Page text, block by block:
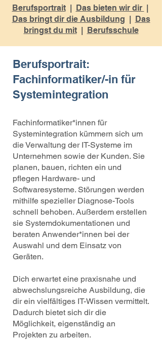
Berufsportrait| Das bieten wir dir |
Das bringt dir die Ausbildung | Das
bringst du mit| Berufsschule
Berufsportrait:
Fachinformatiker/-in für
Systemintegration
Fachinformatiker*innen für
Systemintegration kümmern sich um
die Verwaltung der IT-Systeme im
Unternehmen sowie der Kunden. Sie
planen, bauen, richten ein und
pflegen Hardware- und
Softwaresysteme. Störungen werden
mithilfe spezieller Diagnose-Tools
schnell behoben. Außerdem erstellen
sie Systemdokumentationen und
beraten Anwender*innen bei der
Auswahl und dem Einsatz von
Geräten.
Dich erwartet eine praxisnahe und
abwechslungsreiche Ausbildung, die
dir ein vielfältiges IT-Wissen vermittelt.
Dadurch bietet sich dir die
Möglichkeit, eigenständig an
Projekten zu arbeiten.